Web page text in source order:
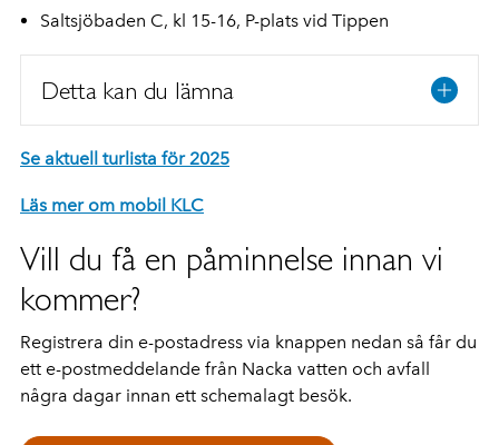
Saltsjöbaden C, kl 15-16, P-plats vid Tippen
Detta kan du lämna
Se aktuell turlista för 2025
Läs mer om mobil KLC
Vill du få en påminnelse innan vi
kommer?
Registrera din e-postadress via knappen nedan så får du
ett e-postmeddelande från Nacka vatten och avfall
några dagar innan ett schemalagt besök.